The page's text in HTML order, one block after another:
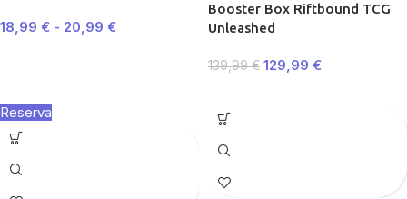
18,99 € - 20,99 €
Booster Box Riftbound TCG
Unleashed
139,99€ 129,99 €
Reserva